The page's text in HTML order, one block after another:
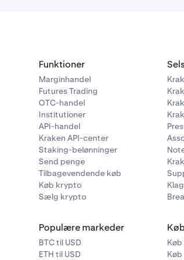
Funktioner
Marginhandel
Futures Trading
OTC-handel
Institutioner
API-handel
Kraken API-center
Staking-belønninger
Send penge
Tilbagevendende køb
Køb krypto
Sælg krypto
Populære markeder
BTC til USD
ETH til USD